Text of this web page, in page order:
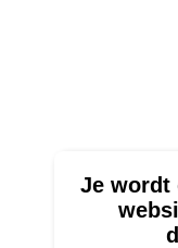
Je wordt